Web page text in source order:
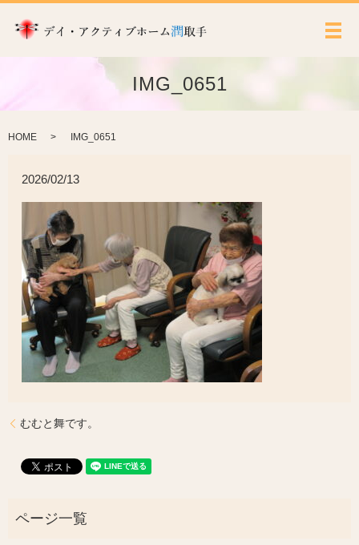
メ
IMG_0651
HOME IMG_0651
2026/02/13
むむと舞です。